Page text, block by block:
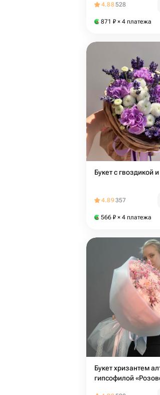
4.88528
871 ₽ × 4 платежа
Букет с гвоздикой
4.89357
566 ₽ × 4 платежа
Букет хризантем
гипсофилой